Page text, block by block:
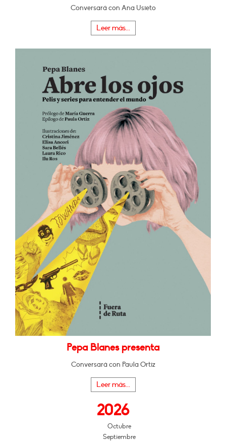
Conversará con Ana Usieto
Leer más...
Pepa Blanes presenta
Conversará con Paula Ortiz
Leer más...
2026
Octubre
Septiembre